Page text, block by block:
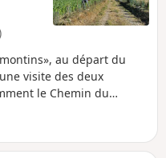
au départ du
visite des deux
le Chemin du